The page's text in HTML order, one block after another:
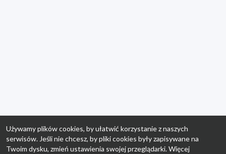
Używamy plików cookies, by ułatwić korzystanie z naszych
serwisów. Jeśli nie chcesz, by pliki cookies były zapisywane na
Twoim dysku, zmień ustawienia swojej przeglądarki. Więcej